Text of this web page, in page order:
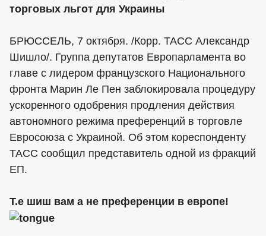
торговых льгот для Украины
БРЮССЕЛЬ, 7 октября. /Корр. ТАСС Александр
Шишло/. Группа депутатов Европарламента во
главе с лидером французского Национального
фронта Марин Ле Пен заблокировала процедуру
ускоренного одобрения продления действия
автономного режима преференций в торговле
Евросоюза с Украиной. Об этом кореспонденту
ТАСС сообщил представитель одной из фракций
ЕП.
Т.е шиш вам а не преференции в европе!